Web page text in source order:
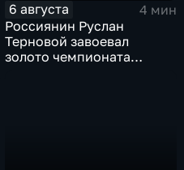
6 августа
4 мин
Россиянин Руслан
Терновой завоевал
золото чемпионата